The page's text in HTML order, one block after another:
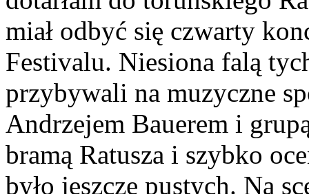
miał odbyć się czwarty
Festivalu. Niesiona falą
przybywali na muzyczne
Andrzejem Bauerem i
bramą Ratusza i szybko
było jeszcze pustych. Na